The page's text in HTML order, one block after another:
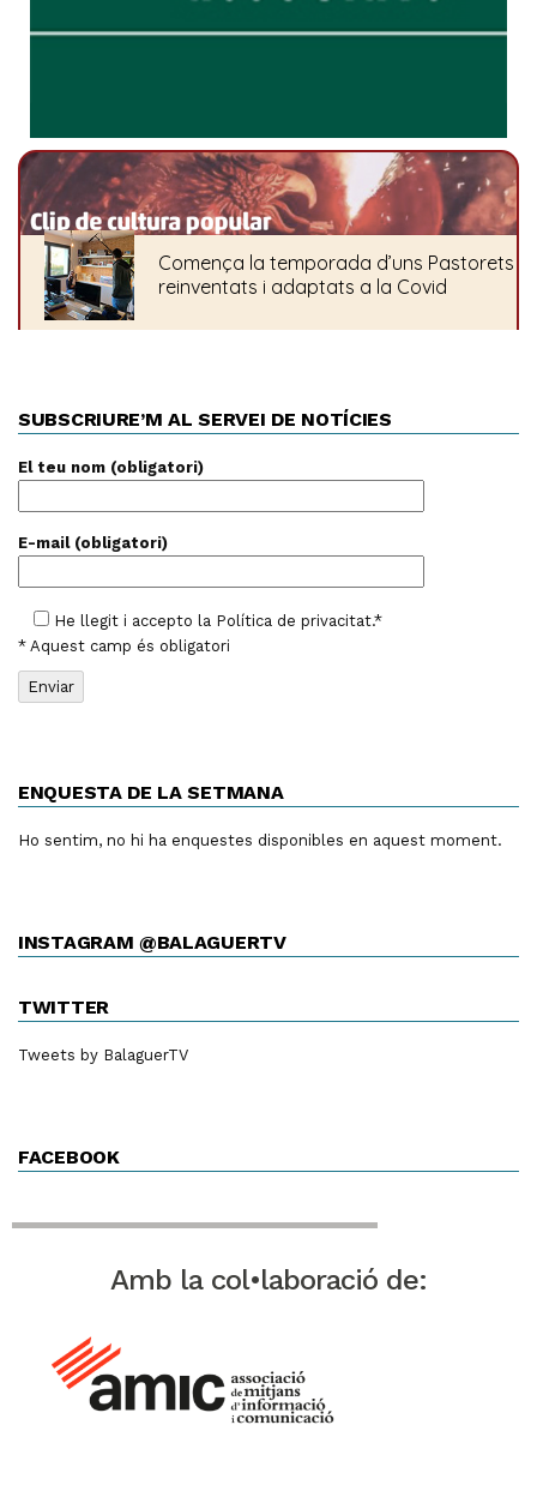
SUBSCRIURE’M AL SERVEI DE NOTÍCIES
El teu nom (obligatori)
E-mail (obligatori)
He llegit i accepto la Política de privacitat.*
* Aquest camp és obligatori
ENQUESTA DE LA SETMANA
Ho sentim, no hi ha enquestes disponibles en aquest moment.
INSTAGRAM @BALAGUERTV
TWITTER
Tweets by BalaguerTV
FACEBOOK
Amb la col•laboració de: